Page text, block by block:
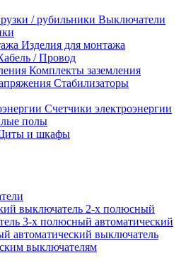
Выключатели
Изделия для монтажа
/ Провод
Комплекты заземления
Стабилизаторы
Счетчики электроэнергии
полы
и шкафы
выключатель 2-х полюсный
3-х полюсный автоматический
автоматический выключатель
выключателям